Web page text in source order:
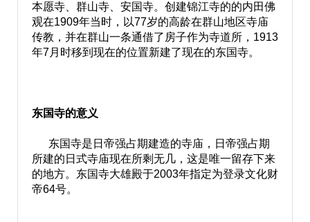
本愿寺、群山寺、安国寺。创建锦江寺的的内田佛
观在1909年当时，以77岁的高龄在群山地区寺庙
传教，并在群山一条通借了房子作为寺道所，1913
年7月时移到现在的位置新建了现在的东国寺。
东国寺的意义
东国寺是日帝强占期建造的寺庙，日帝强占期
所建的日式寺庙现在所剩无几，这是唯一留存下来
的地方。东国寺大雄殿于2003年指定为登录文化财
帝64号。